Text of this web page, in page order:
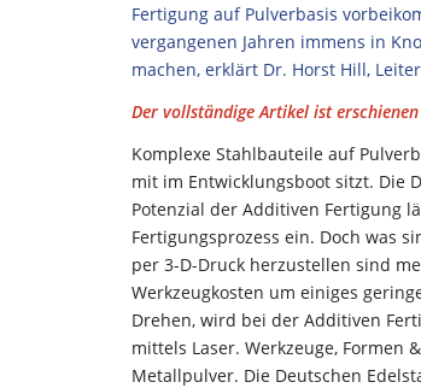
Fertigung auf Pulverbasis
vergangenen Jahren immens in
machen, erklärt Dr. Horst Hill,
Der vollständige Artikel ist erschienen
Komplexe Stahlbauteile auf
mit im Entwicklungsboot sitzt. Die
Potenzial der Additiven Fertigung
Fertigungsprozess ein. Doch was
per 3-D-Druck herzustellen sind
Werkzeugkosten um einiges
Drehen, wird bei der Additiven
mittels Laser. Werkzeuge,
Metallpulver. Die Deutschen